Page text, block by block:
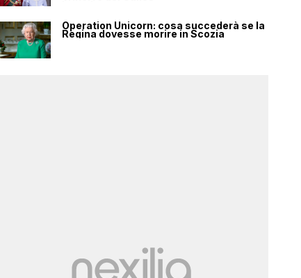
Operation Unicorn: cosa succederà se la
Regina dovesse morire in Scozia